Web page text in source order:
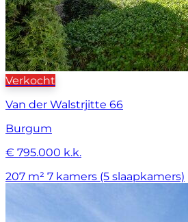
Verkocht
Van der Walstrjitte 66
Burgum
€ 795.000 k.k.
207 m² 7 kamers (5 slaapkamers)